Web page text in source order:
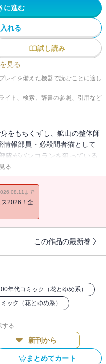
に進む
れる
試し読み
見る
イを備えた機器で読むことに適し
イト、検索、辞書の参照、引用など
をもちくずし、鉱山の整体師
情報部員・必殺間者猫として
隊がバンコランを狙っている
とへ向かうが・・・!?
る
まで
ス2026！全
この作品の最新巻
00年代コミック（花とゆめ系）
ック（花とゆめ系）
する
新刊から
まとめてカート